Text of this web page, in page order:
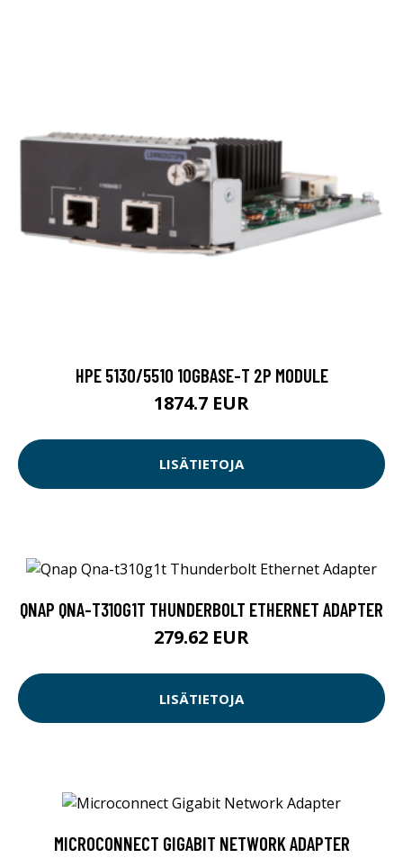
HPE 5130/5510 10GBASE-T 2P MODULE
1874.7 EUR
LISÄTIETOJA
QNAP QNA-T310G1T THUNDERBOLT ETHERNET ADAPTER
279.62 EUR
LISÄTIETOJA
MICROCONNECT GIGABIT NETWORK ADAPTER